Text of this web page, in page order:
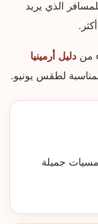
الذي يريد
من دليل أرمينيا
لطقس يونيو.
جميلة